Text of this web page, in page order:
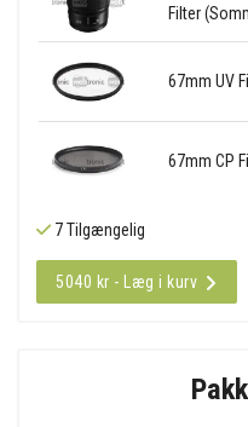
Filter
67mm UV
67mm CP
7 Tilgængelig
5040 kr - Læg i kurv